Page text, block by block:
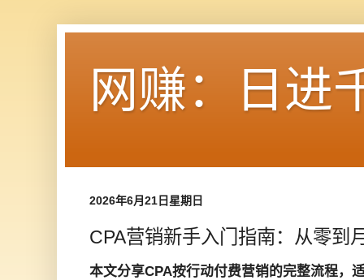
网赚：日进
2026年6月21日星期日
CPA营销新手入门指南：从零到
本文分享CPA按行动付费营销的完整流程，